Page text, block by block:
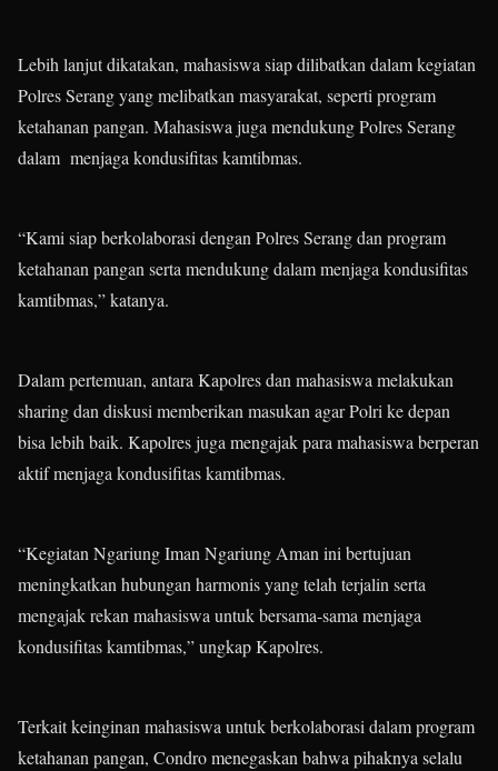
Lebih lanjut dikatakan, mahasiswa siap dilibatkan dalam kegiatan
Polres Serang yang melibatkan masyarakat, seperti program
ketahanan pangan. Mahasiswa juga mendukung Polres Serang
dalam menjaga kondusifitas kamtibmas.
“Kami siap berkolaborasi dengan Polres Serang dan program
ketahanan pangan serta mendukung dalam menjaga kondusifitas
kamtibmas,” katanya.
Dalam pertemuan, antara Kapolres dan mahasiswa melakukan
sharing dan diskusi memberikan masukan agar Polri ke depan
bisa lebih baik. Kapolres juga mengajak para mahasiswa berperan
aktif menjaga kondusifitas kamtibmas.
“Kegiatan Ngariung Iman Ngariung Aman ini bertujuan
meningkatkan hubungan harmonis yang telah terjalin serta
mengajak rekan mahasiswa untuk bersama-sama menjaga
kondusifitas kamtibmas,” ungkap Kapolres.
Terkait keinginan mahasiswa untuk berkolaborasi dalam program
ketahanan pangan, Condro menegaskan bahwa pihaknya selalu